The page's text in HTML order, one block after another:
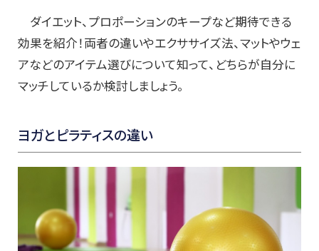
ダイエット、プロポーションのキープなど期待できる
効果を紹介！両者の違いやエクササイズ法、マットやウェ
アなどのアイテム選びについて知って、どちらが自分に
マッチしているか検討しましょう。
ヨガとピラティスの違い